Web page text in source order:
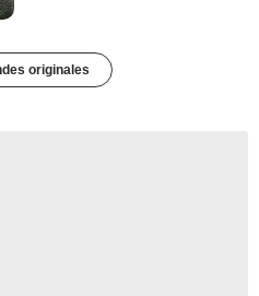
originales